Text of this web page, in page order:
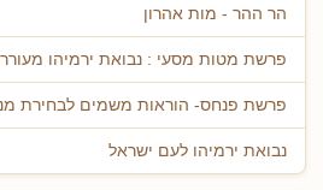
הר ההר - מות אהרון
פרשת מטות מסעי : נבואת ירמיהו
פרשת פנחס- הוראות משמים לבחירת
נבואת ירמיהו לעם ישראל